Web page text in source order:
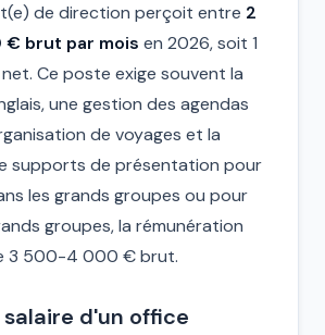
de direction perçoit entre 2
brut par mois en 2026, soit 1
Ce poste exige souvent la
une gestion des agendas
de voyages et la
supports de présentation pour
les grands groupes ou pour
groupes, la rémunération
3 500-4 000 € brut.
d'un office